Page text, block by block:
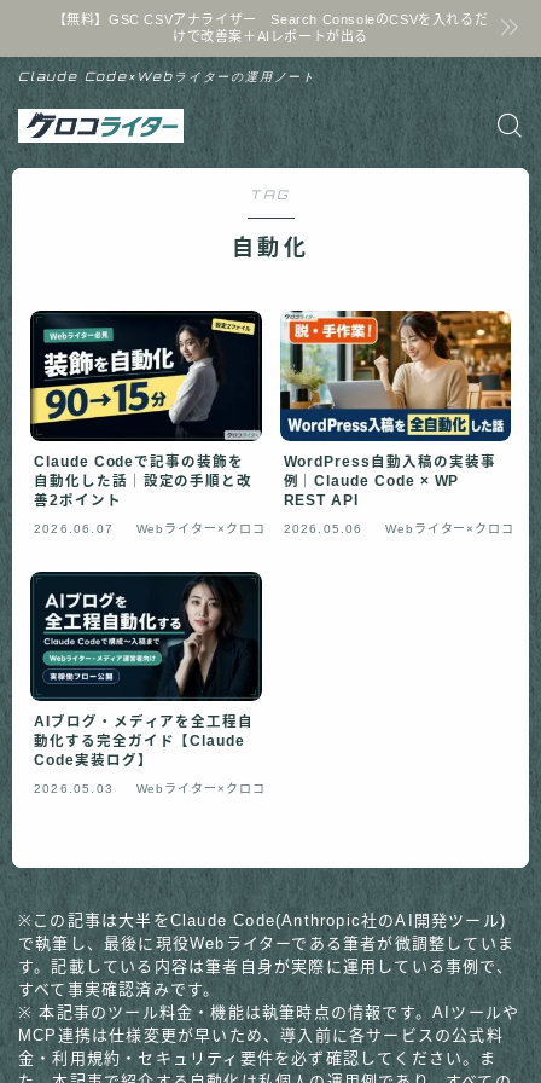
【無料】GSC CSVアナライザー Search ConsoleのCSVを入れるだ
けで改善案＋AIレポートが出る
Claude Code×Webライターの運用ノート
TAG
自動化
Claude Codeで記事の装飾を
自動化した話｜設定の手順と改
善2ポイント
2026.06.07 Webライター×クロコ
WordPress自動入稿の実装事
例｜Claude Code × WP
REST API
2026.05.06 Webライター×クロコ
AIブログ・メディアを全工程自
動化する完全ガイド【Claude
Code実装ログ】
2026.05.03 Webライター×クロコ
※この記事は大半をClaude Code(Anthropic社のAI開発ツール)
で執筆し、最後に現役Webライターである筆者が微調整していま
す。記載している内容は筆者自身が実際に運用している事例で、
すべて事実確認済みです。
※ 本記事のツール料金・機能は執筆時点の情報です。AIツールや
MCP連携は仕様変更が早いため、導入前に各サービスの公式料
金・利用規約・セキュリティ要件を必ず確認してください。ま